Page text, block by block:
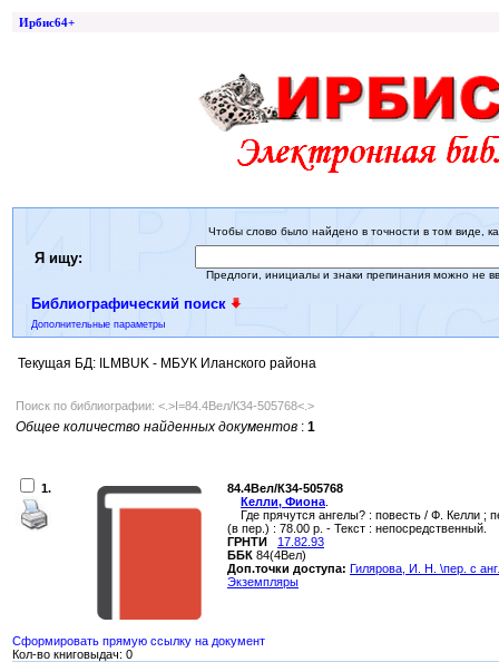
Ирбис64+
Я ищу:
Чтобы слово было найдено в точности в том виде,
Предлоги, инициалы и знаки препинания можно не
Библиографический поиск
Дополнительные параметры
Текущая БД: ILMBUK - МБУК Иланского района
Поиск по библиографии: <.>I=84.4Вел/К34-505768<.>
Общее количество найденных документов : 1
1.
84.4Вел/К34-505768
Келли, Фиона
Где прячутся ангелы? : повесть / Ф. Келли ;
(в пер.) : 78.00 р. - Текст : непосредственный.
ГРНТИ
17.82.93
ББК 84(4Вел)
Доп.точки доступа: Гилярова, И. Н. \пер. с
Экземпляры
Сформировать прямую ссылку на документ
Кол-во книговыдач: 0